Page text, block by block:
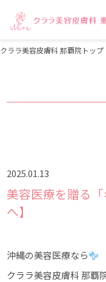
クララ美容皮膚科 那覇院トップ
2025.01.13
美容医療を贈る
へ】
沖縄の美容医療なら
クララ美容皮膚科 那覇